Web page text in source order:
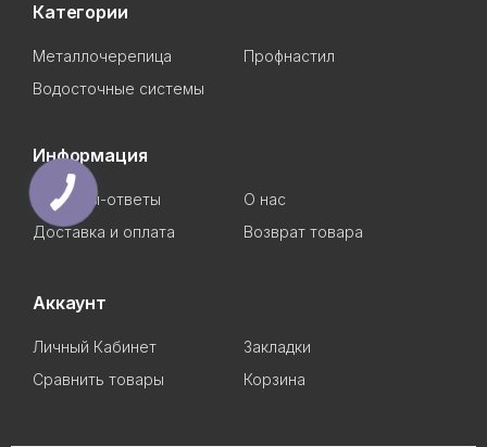
Категории
Металлочерепица
Профнастил
Водосточные системы
Информация
Вопросы-ответы
О нас
Доставка и оплата
Возврат товара
Аккаунт
Личный Кабинет
Закладки
Сравнить товары
Корзина